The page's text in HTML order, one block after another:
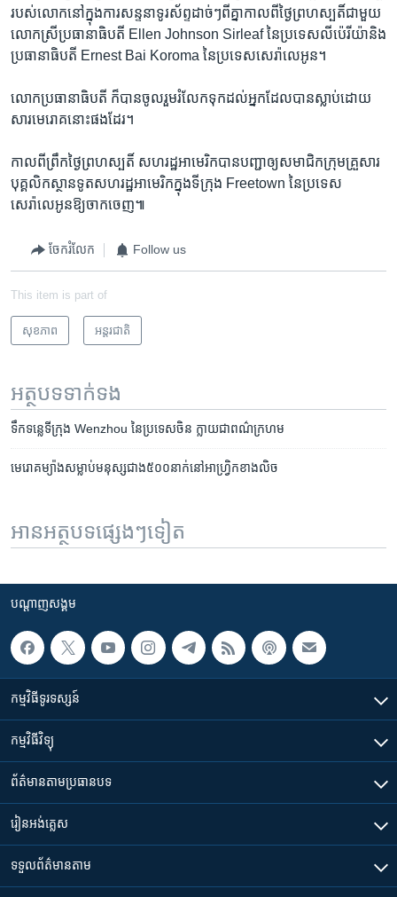
របស់លោក​នៅ​ក្នុង​ការ​សន្ទនា​ទូរស័ព្ទ​ដាច់​ៗ​ពីគ្នាកាល​ពី​ថ្ងៃ​ព្រហស្បតិ៍​ជាមួយ​
លោកស្រី​ប្រធានា​ធិបតី Ellen Johnson Sirleaf ​នៃ​ប្រទេស​លីប៉េរីយ៉ា​និង​
ប្រធានាធិបតី​ Ernest Bai Koroma ​នៃ​ប្រទេស​សេរ៉ាលេអូន។
​លោក​ប្រធានា​ធិបតី ​ក៏​បាន​ចូល​រួម​រំលែក​ទុកដល់​អ្នក​ដែល​បាន​ស្លាប់​ដោយ​
សារ​មេរោគ​នោះ​ផង​ដែរ។
​កាល​ពី​ព្រឹក​ថ្ងៃ​ព្រហស្បតិ៍ ​សហរដ្ឋ​អាមេរិក​បាន​បញ្ជាឲ្យ​សមាជិក​ក្រុម​គ្រួសារ​
បុគ្គលិក​ស្ថាន​ទូតសហរដ្ឋ​អាមេរិក​ក្នុងទីក្រុង Freetown នៃ​ប្រទេស​
សេរ៉ាលេអូន​ឱ្យ​ចាកចេញ៕
ចែករំលែក Follow us
This item is part of
សុខភាព អន្តរជាតិ
អត្ថបទ​ទាក់ទង
ទឹក​ទន្លេ​​ទីក្រុង​ Wenzhou ​នៃ​ប្រទេស​ចិន ​ក្លាយ​ជា​ពណ៌​ក្រហម
មេរោគ​​​ម្យ៉ាង​​​សម្លាប់​​​មនុស្ស​​​ជាង​​​៥​​​០០​​​នាក់​​​នៅ​​​អាហ្វ្រិក​​​ខាង​​​លិច
អានអត្ថបទផ្សេងៗទៀត
បណ្តាញ​សង្គម
កម្មវិធី​ទូរទស្សន៍
កម្មវិធី​វិទ្យុ
ព័ត៌មាន​តាមប្រធានបទ​
រៀន​​អង់គ្លេស
ទទួល​ព័ត៌មាន​តាម